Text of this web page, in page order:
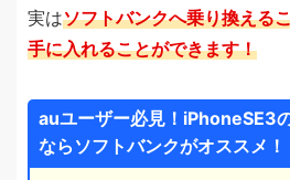
実はソフトバンクへ乗り換える
手に入れることができます！
auユーザー必見！iPhoneSE3
ならソフトバンクがオススメ！